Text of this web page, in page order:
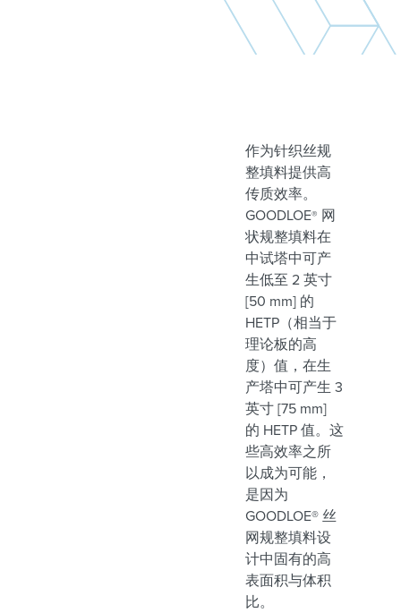
作为针织丝规
整填料提供高
传质效率。
GOODLOE® 网
状规整填料在
中试塔中可产
生低至 2 英寸
[50 mm] 的
HETP（相当于
理论板的高
度）值，在生
产塔中可产生 3
英寸 [75 mm]
的 HETP 值。这
些高效率之所
以成为可能，
是因为
GOODLOE® 丝
网规整填料设
计中固有的高
表面积与体积
比。